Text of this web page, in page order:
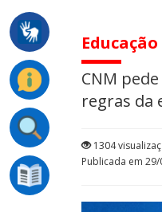
Educação
CNM
regras da
1304
Publicada em